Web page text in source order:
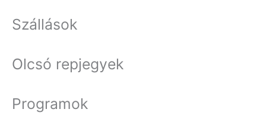
Szállások
Olcsó repjegyek
Programok